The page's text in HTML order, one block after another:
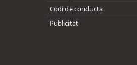
Codi de conducta
Publicitat